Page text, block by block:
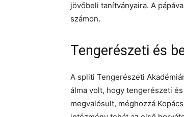
jövőbeli tanítványaira. A
számon.
Tengerészeti és
A spliti Tengerészeti
álma volt, hogy tengerészeti
megvalósult, méghozzá